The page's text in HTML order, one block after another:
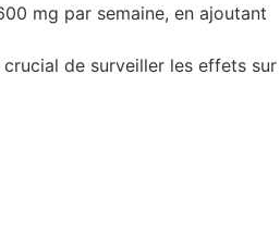
mg par semaine, en ajoutant
de surveiller les effets sur